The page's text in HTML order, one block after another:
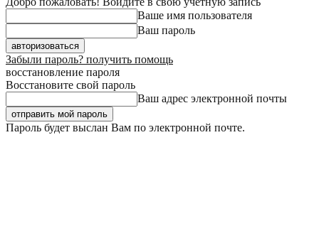
Ваше имя пользователя
Ваш пароль
Забыли пароль? получить помощь
восстановление пароля
Восстановите свой пароль
Ваш адрес электронной почты
Пароль будет выслан Вам по электронной почте.